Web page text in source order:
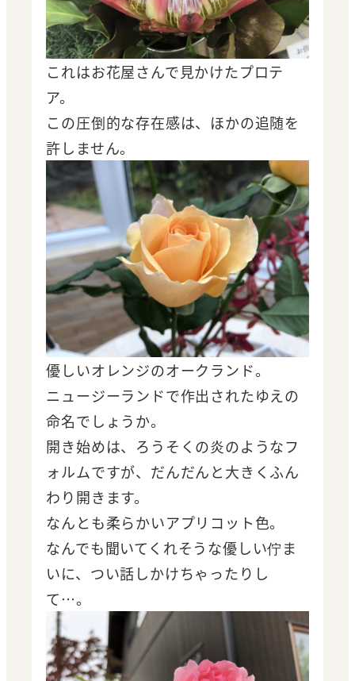
これはお花屋さんで見かけたプロテ
ア。
この圧倒的な存在感は、ほかの追随を
許しません。
優しいオレンジのオークランド。
ニュージーランドで作出されたゆえの
命名でしょうか。
開き始めは、ろうそくの炎のようなフ
ォルムですが、だんだんと大きくふん
わり開きます。
なんとも柔らかいアプリコット色。
なんでも聞いてくれそうな優しい佇ま
いに、つい話しかけちゃったりし
て…。